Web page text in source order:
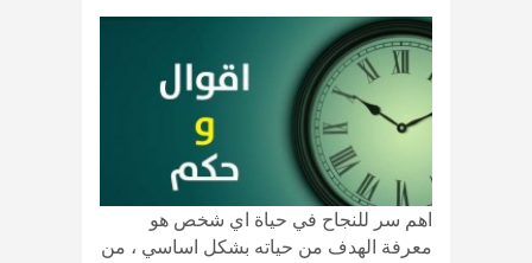
اهم سر للنجاح في حياة اي شخص هو
معرفة الهدف من حياته بشكل اساسي ، من